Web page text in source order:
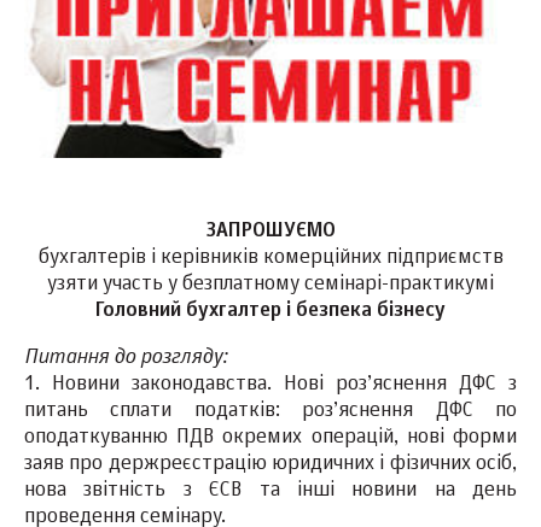
ЗАПРОШУЄМО
бухгалтерів і керівників комерційних підприємств
узяти участь у безплатному семінарі-практикумі
Головний бухгалтер і безпека бізнесу
Питання до розгляду:
1. Новини законодавства. Нові роз’яснення ДФС з
питань сплати податків: роз’яснення ДФС по
оподаткуванню ПДВ окремих операцій, нові форми
заяв про держреєстрацію юридичних і фізичних осіб,
нова звітність з ЄСВ та інші новини на день
проведення семінару.